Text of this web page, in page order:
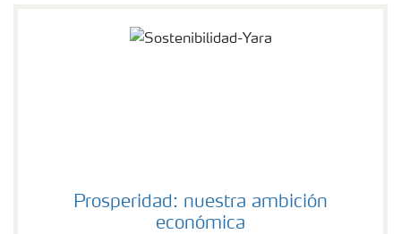
Prosperidad: nuestra ambición
económica